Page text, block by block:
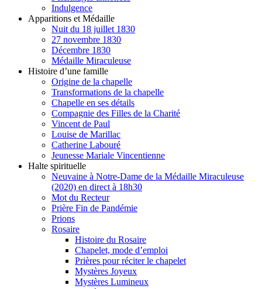
Indulgence
Apparitions et Médaille
Nuit du 18 juillet 1830
27 novembre 1830
Décembre 1830
Médaille Miraculeuse
Histoire d’une famille
Origine de la chapelle
Transformations de la chapelle
Chapelle en ses détails
Compagnie des Filles de la Charité
Vincent de Paul
Louise de Marillac
Catherine Labouré
Jeunesse Mariale Vincentienne
Halte spirituelle
Neuvaine à Notre-Dame de la Médaille Miraculeuse
(2020) en direct à 18h30
Mot du Recteur
Prière Fin de Pandémie
Prions
Rosaire
Histoire du Rosaire
Chapelet, mode d’emploi
Prières pour réciter le chapelet
Mystères Joyeux
Mystères Lumineux